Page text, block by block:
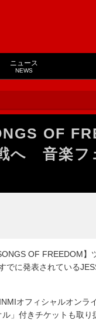
ニュース
NEWS
OF
へ 音楽フ
OF FREEDOM】
でに発表されている
オフィシャルオンラ
」付きチケットも取り